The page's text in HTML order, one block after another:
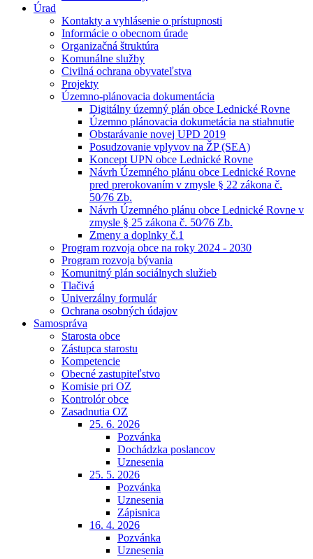
Úrad
Kontakty a vyhlásenie o prístupnosti
Informácie o obecnom úrade
Organizačná štruktúra
Komunálne služby
Civilná ochrana obyvateľstva
Projekty
Územno-plánovacia dokumentácia
Digitálny územný plán obce Lednické Rovne
Územno plánovacia dokumetácia na stiahnutie
Obstarávanie novej UPD 2019
Posudzovanie vplyvov na ŽP (SEA)
Koncept UPN obce Lednické Rovne
Návrh Územného plánu obce Lednické Rovne
pred prerokovaním v zmysle § 22 zákona č.
50⁄76 Zb.
Návrh Územného plánu obce Lednické Rovne v
zmysle § 25 zákona č. 50⁄76 Zb.
Zmeny a doplnky č.1
Program rozvoja obce na roky 2024 - 2030
Program rozvoja bývania
Komunitný plán sociálnych služieb
Tlačivá
Univerzálny formulár
Ochrana osobných údajov
Samospráva
Starosta obce
Zástupca starostu
Kompetencie
Obecné zastupiteľstvo
Komisie pri OZ
Kontrolór obce
Zasadnutia OZ
25. 6. 2026
Pozvánka
Dochádzka poslancov
Uznesenia
25. 5. 2026
Pozvánka
Uznesenia
Zápisnica
16. 4. 2026
Pozvánka
Uznesenia